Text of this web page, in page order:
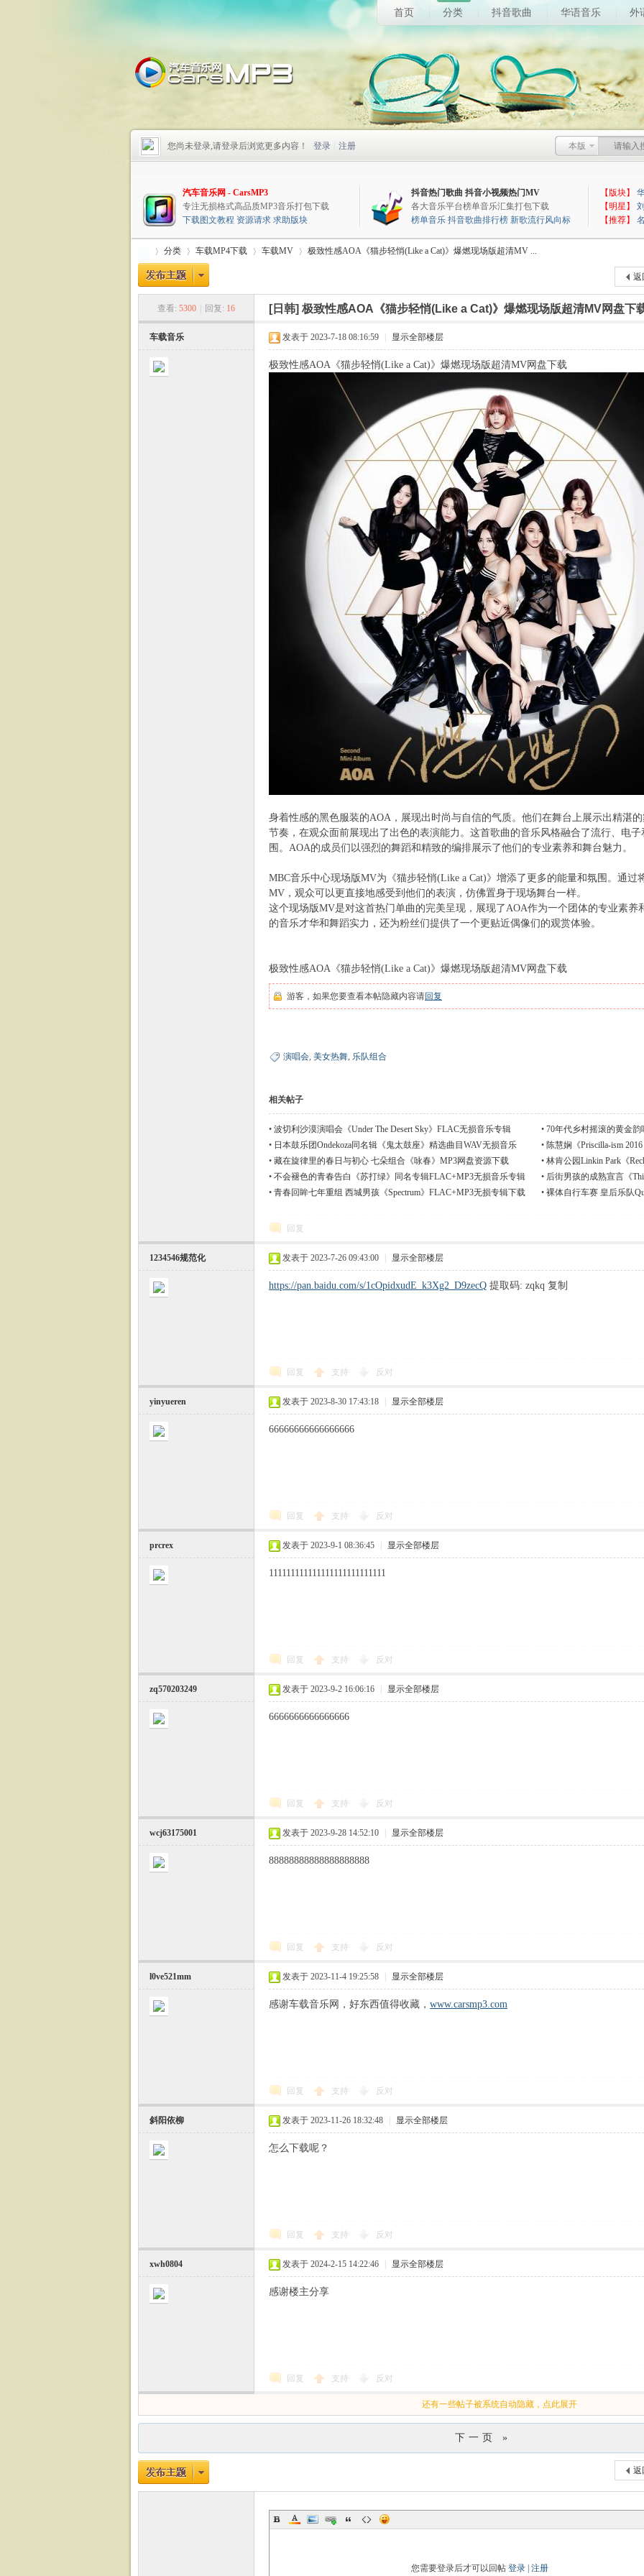
首页 分类 抖音歌曲 华语音乐 外
本版
您尚未登录,请登录后浏览更多内容！ 登录 注册
汽车音乐网 - CarsMP3
专注无损格式高品质MP3音乐打包下载
下载图文教程 资源请求 求助版块
抖音热门歌曲 抖音小视频热门MV
各大音乐平台榜单音乐汇集打包下载
榜单音乐 抖音歌曲排行榜 新歌流行风向标
【版块】
【明星】
【推荐】
分类
›
车载MP4下载 车载MV
›
极致性感AOA《猫步轻悄(Like a Cat)》爆燃现场版超清MV ...
返
查看: 5300 回复: 16 [日韩] 极致性感AOA《猫步轻悄(Like a Cat)》爆燃现场版超清MV网盘下
车载音乐 发表于 2023-7-18 08:16:59 显示全部楼层
极致性感AOA《猫步轻悄(Like a Cat)》爆燃现场版超清MV网盘下载
身着性感的黑色服装的AOA，展现出时尚与自信的气质。他们在舞台上展示出精湛
节奏，在观众面前展现出了出色的表演能力。这首歌曲的音乐风格融合了流行、电
围。AOA的成员们以强烈的舞蹈和精致的编排展示了他们的专业素养和舞台魅力。
MBC音乐中心现场版MV为《猫步轻悄(Like a Cat)》增添了更多的能量和氛围。通过
MV，观众可以更直接地感受到他们的表演，仿佛置身于现场舞台一样。
这个现场版MV是对这首热门单曲的完美呈现，展现了AOA作为一个团体的专业素养
的音乐才华和舞蹈实力，还为粉丝们提供了一个更贴近偶像们的观赏体验。
极致性感AOA《猫步轻悄(Like a Cat)》爆燃现场版超清MV网盘下载
游客，如果您要查看本帖隐藏内容请回复
演唱会, 美女热舞, 乐队组合
相关帖子
• 波切利沙漠演唱会《Under The Desert Sky》FLAC无损音乐专辑 • 70年代乡村摇滚的黄金韵
• 日本鼓乐团Ondekoza同名辑《鬼太鼓座》精选曲目WAV无损音乐 • 陈慧娴《Priscilla-ism
• 藏在旋律里的春日与初心 七朵组合《咏春》MP3网盘资源下载 • 林肯公园Linkin Park《
• 不会褪色的青春告白《苏打绿》同名专辑FLAC+MP3无损音乐专辑 • 后街男孩的成熟宣言《
• 青春回眸七年重组 西城男孩《Spectrum》FLAC+MP3无损专辑下载 • 裸体自行车赛 皇后乐队
回复
1234546规范化 发表于 2023-7-26 09:43:00 显示全部楼层
https://pan.baidu.com/s/1cOpidxudE_k3Xg2_D9zecQ 提取码: zqkq 复制
回复 支持 反对
yinyueren 发表于 2023-8-30 17:43:18 显示全部楼层
66666666666666666
回复 支持 反对
prcrex 发表于 2023-9-1 08:36:45 显示全部楼层
111111111111111111111111111
回复 支持 反对
zq570203249 发表于 2023-9-2 16:06:16 显示全部楼层
6666666666666666
回复 支持 反对
wcj63175001 发表于 2023-9-28 14:52:10 显示全部楼层
88888888888888888888
回复 支持 反对
l0ve521mm 发表于 2023-11-4 19:25:58 显示全部楼层
感谢车载音乐网，好东西值得收藏， www.carsmp3.com
回复 支持 反对
斜阳依柳 发表于 2023-11-26 18:32:48 显示全部楼层
怎么下载呢？
回复 支持 反对
xwh0804 发表于 2024-2-15 14:22:46 显示全部楼层
感谢楼主分享
回复 支持 反对
还有一些帖子被系统自动隐藏，点此展开
下一页 »
返
您需要登录后才可以回帖 登录 注册